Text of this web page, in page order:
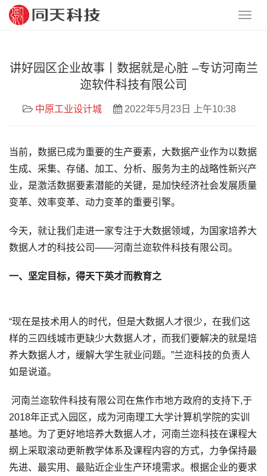
讲好园区企业故事丨数据就是心脏 –专访河南兰
迩软件科技有限公司
中原工业设计城 2022年5月23日 上午10:38
当前，数据已成为重要的生产要素，大数据产业作为以数据
生成、采集、存储、加工、分析、服务为主的战略性新兴产
业，是激活数据要素潜能的关键，是加快经济社会发展质量
变革、效率变革、动力变革的重要引擎。
今天，就让我们走进一家专注于大数据领域，为国家培养大
数据人才的科技公司——河南兰迩软件科技有限公司。
一、坚定目标，得天下英才而教育之
“现在是技术用人的时代，但是大数据人才很少，在我们这
样的三四线城市更缺少大数据人才，而我们要解决的就是培
养大数据人才，缓解大学生就业问题。”兰迩科技的负责人
如是说道。
河南兰迩软件科技有限公司在焦作市地方政府的支持下,于
2018年正式入园区，成为河南理工大学计算机学院的实训
基地。为了更好地培养大数据人才，河南兰迩科技在课程大
纲上采取滚动更新教学体系及课程内容的方式，力争保持最
先进、最实用、最贴近企业生产环境需求。根据企业的要求